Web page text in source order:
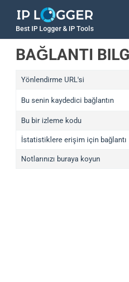
Best IP Logger & IP Tools
BAĞLANTI
Yönlendirme URL'si
Bu senin kaydedici bağlantın
Bu bir izleme kodu
İstatistiklere erişim için bağlantı
Notlarınızı buraya koyun